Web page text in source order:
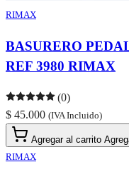
RIMAX
BASURERO
REF 3980 RIMAX
(0)
$ 45.000 (IVA Incluido)
Agregar al carrito
RIMAX